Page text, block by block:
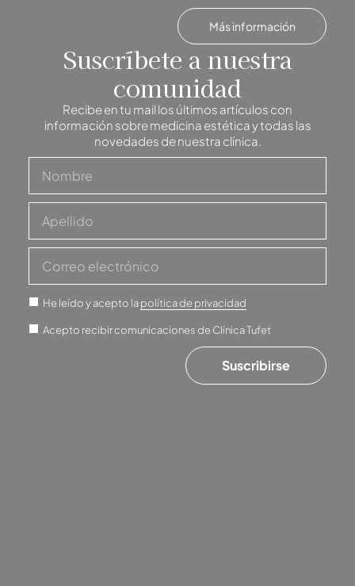
Más información
Suscríbete a nuestra
comunidad
Recibe en tu mail los últimos artículos con
información sobre medicina estética y todas las
novedades de nuestra clínica.
He leído y acepto lapolítica de privacidad
Acepto recibir comunicaciones de Clínica Tufet
Suscribirse